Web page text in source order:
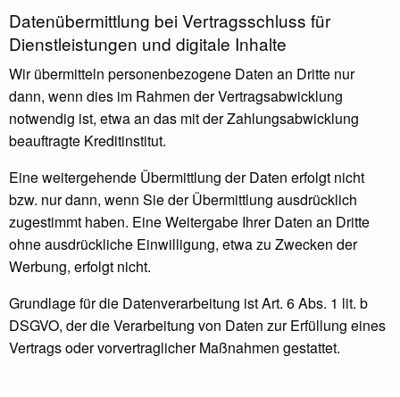
Daten­übermittlung bei Vertragsschluss für
Dienstleistungen und digitale Inhalte
Wir übermitteln personenbezogene Daten an Dritte nur
dann, wenn dies im Rahmen der Vertragsabwicklung
notwendig ist, etwa an das mit der Zahlungsabwicklung
beauftragte Kreditinstitut.
Eine weitergehende Übermittlung der Daten erfolgt nicht
bzw. nur dann, wenn Sie der Übermittlung ausdrücklich
zugestimmt haben. Eine Weitergabe Ihrer Daten an Dritte
ohne ausdrückliche Einwilligung, etwa zu Zwecken der
Werbung, erfolgt nicht.
Grundlage für die Datenverarbeitung ist Art. 6 Abs. 1 lit. b
DSGVO, der die Verarbeitung von Daten zur Erfüllung eines
Vertrags oder vorvertraglicher Maßnahmen gestattet.